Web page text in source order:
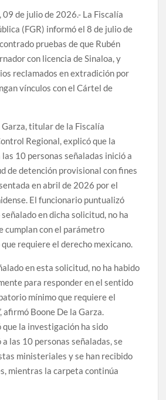
de julio de 2026.- La Fiscalía
(FGR) informó el 8 de julio de
pruebas de que Rubén
con licencia de Sinaloa, y
reclamados en extradición por
vínculos con el Cártel de
titular de la Fiscalía
Regional, explicó que la
10 personas señaladas inició a
de detención provisional con fines
en abril de 2026 por el
El funcionario puntualizó
señalado en dicha solicitud, no ha
cumplan con el parámetro
requiere el derecho mexicano.
en esta solicitud, no ha habido
para responder en el sentido
mínimo que requiere el
afirmó Boone De la Garza.
que la investigación ha sido
las 10 personas señaladas, se
ministeriales y se han recibido
mientras la carpeta continúa